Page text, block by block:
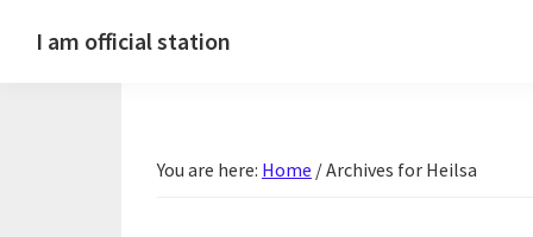
I am official station
You are here: Home /Archives for Heilsa